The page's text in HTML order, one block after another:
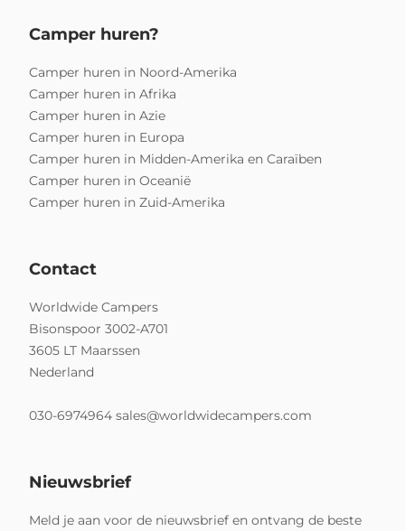
Camper huren?
Camper huren in Noord-Amerika
Camper huren in Afrika
Camper huren in Azie
Camper huren in Europa
Camper huren in Midden-Amerika en Caraïben
Camper huren in Oceanië
Camper huren in Zuid-Amerika
Contact
Worldwide Campers
Bisonspoor 3002-A701
3605 LT Maarssen
Nederland
030-6974964 sales@worldwidecampers.com
Nieuwsbrief
Meld je aan voor de nieuwsbrief en ontvang de beste